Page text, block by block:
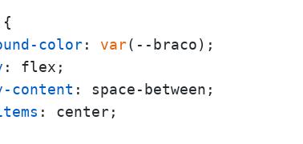
{
color: var(--braco);
: flex;
: space-between;
: center;